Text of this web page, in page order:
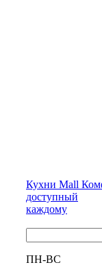
Кухни Mall
доступный
каждому
ПН-ВС